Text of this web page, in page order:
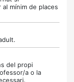
al mínim de places
del propi
a o la